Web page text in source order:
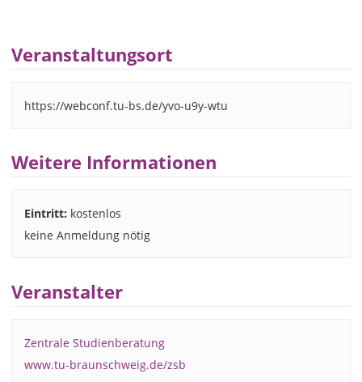
Veranstaltungsort
https://webconf.tu-bs.de/yvo-u9y-wtu
Weitere Informationen
Eintritt: kostenlos
keine Anmeldung nötig
Veranstalter
Zentrale Studienberatung
www.tu-braunschweig.de/zsb